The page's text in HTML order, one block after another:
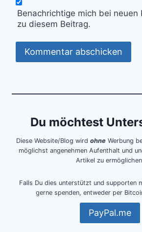
Benachrichtige mich bei neuen
zu diesem Beitrag.
Du möchtest
Diese Website/Blog wird ohneWerbung
möglichst angenehmen Aufenthalt und
Artikel zu
Falls Du dies unterstützt und supporten
gerne spenden, entweder per
PayPal.me